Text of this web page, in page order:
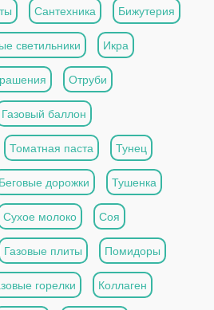
Сантехника Бижутерия
светильники Икра
Отруби
Газовый баллон
Томатная паста Тунец
Беговые дорожки Тушенка
Сухое молоко Соя
Газовые плиты Помидоры
горелки Коллаген